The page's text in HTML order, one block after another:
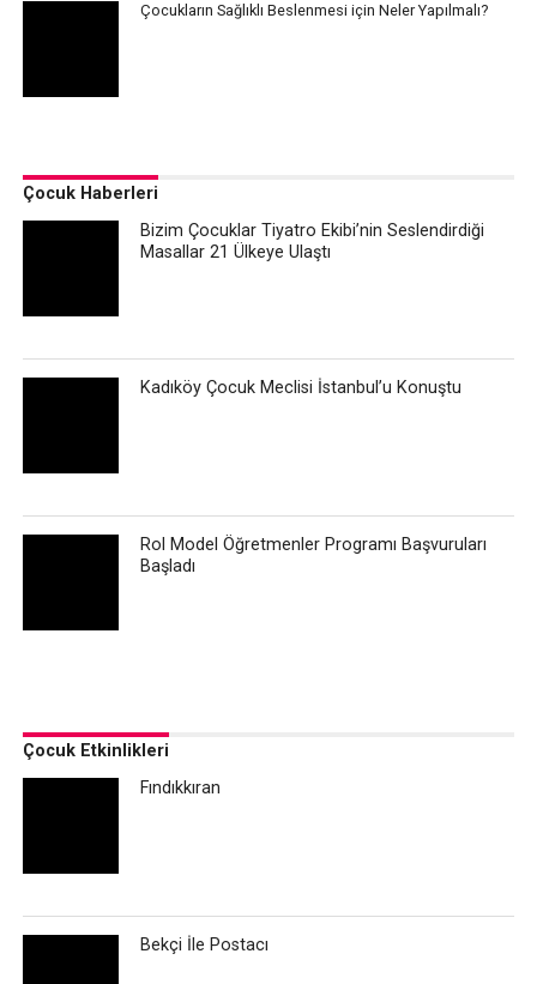
Çocukların Sağlıklı Beslenmesi için Neler Yapılmalı?
Çocuk Haberleri
Bizim Çocuklar Tiyatro Ekibi’nin Seslendirdiği
Masallar 21 Ülkeye Ulaştı
Kadıköy Çocuk Meclisi İstanbul’u Konuştu
Rol Model Öğretmenler Programı Başvuruları
Başladı
Çocuk Etkinlikleri
Fındıkkıran
Bekçi İle Postacı